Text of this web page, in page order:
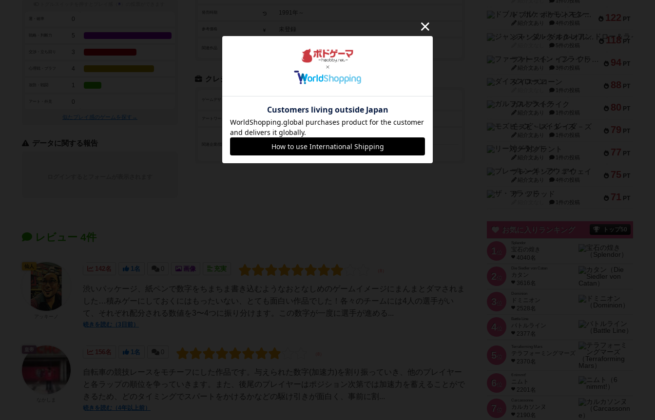
1991年～
参考価格 未登録
関連作品 ブレーキング・アウェイ：拡張コマセット（年）
クレジット
ゲームデザイン
未登録
フィエンディッシュ ゲームズ（Fiendish Games）
ニューゲームズオーダー（New Games Order, LLC）
※
0
戦略・判断力 5
3
4
1
アート・外見 0
似たプレイ感のゲームを探す→
データに関する報告
レビュー 4件
142名 1名 0 画像 充実
渋いパッケージ、紙ペンで数字をちまちま書き込むようなおとなしめのゲームイメージにまんまとダマされま
した…積みゲーにしておくにはもったいない、とても面白い作品でした！各々のチームには4人の選手がい
て、それぞれ配分される数値を3〜4つに振り分けます。この数字が一度に選手が進める...
続きを読む（3日前）
仙人
156名 1名 0
自転車の競技レースをモチーフにした作品です。与えられた数字(加速力)を割り振っていき、他のプレイヤー
と各ラップの順位を争っていきます。また、後尾のプレイヤーはポジション次第では加速力を蓄えることがで
きるため、どのタイミングでスパートをかけるかなどの駆け引きが面白く、事前に割...
続きを読む（4年以上前）
皇帝
122 PT
ドブル：ポケットモンスター
紹介文あり 4件の投稿
118 PT
ジャンヌ・ダルク-オルレアン ドロー＆ライト
5件の投稿
94 PT
ファースト・イン・フライト
紹介文あり 3件の投稿
88 PT
ダイススローン
1件の投稿
80 PT
ガルフストライク
紹介文あり 1件の投稿
79 PT
モズビ－ズ・レイダ－ズ
紹介文あり 1件の投稿
77 PT
リー対グラント
紹介文あり 1件の投稿
75 PT
ブレーキング・アウェイ
紹介文あり 4件の投稿
71 PT
ザ・フラッド
1件の投稿
お気に入りランキング トップ50
1 位
宝石の煌き
4040名
2 位
Die Siedler von Catan
カタン
3616名
3 位
ドミニオン
2528名
4位
Battle Line
バトルライン
2377名
5 位
Terraforming Mars
テラフォーミングマーズ
2370名
6 位
ニムト
2201名
7 位
Carcassonne
カルカソンヌ
2190名